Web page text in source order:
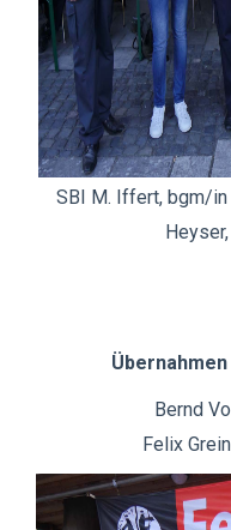
SBI M. Iffert, bgm/in
Bernd
Felix